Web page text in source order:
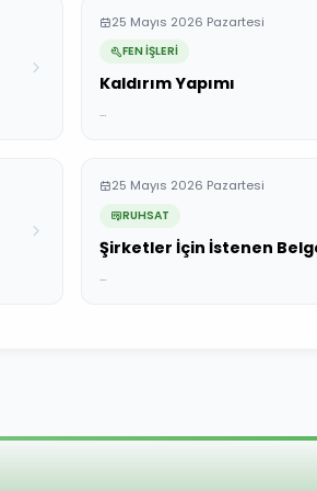
25 Mayıs 2026 Pazartesi
FEN İŞLERİ
Kaldırım Yapımı
...
25 Mayıs 2026 Pazartesi
RUHSAT
Şirketler İçin İstenen
...